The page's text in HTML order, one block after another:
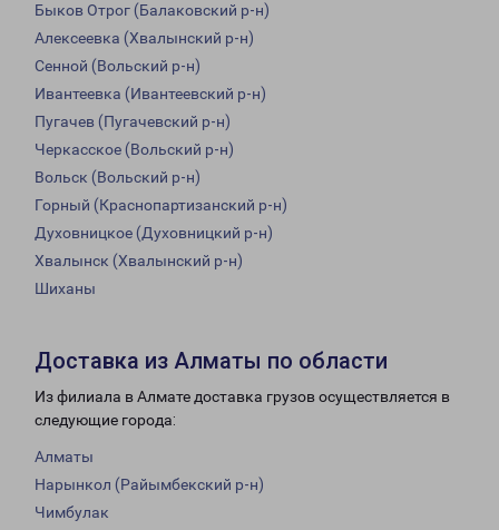
Быков Отрог (Балаковский р-н)
Алексеевка (Хвалынский р-н)
Сенной (Вольский р-н)
Ивантеевка (Ивантеевский р-н)
Пугачев (Пугачевский р-н)
Черкасское (Вольский р-н)
Вольск (Вольский р-н)
Горный (Краснопартизанский р-н)
Духовницкое (Духовницкий р-н)
Хвалынск (Хвалынский р-н)
Шиханы
Доставка из Алматы по области
Из филиала в Алмате доставка грузов осуществляется в
следующие города:
Алматы
Нарынкол (Райымбекский р-н)
Чимбулак